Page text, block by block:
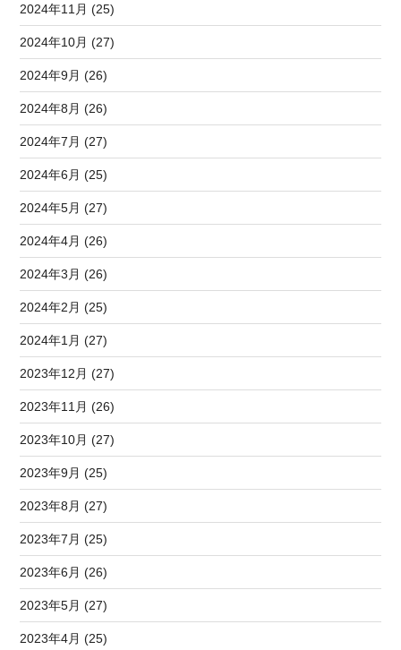
2024年11月 (25)
2024年10月 (27)
2024年9月 (26)
2024年8月 (26)
2024年7月 (27)
2024年6月 (25)
2024年5月 (27)
2024年4月 (26)
2024年3月 (26)
2024年2月 (25)
2024年1月 (27)
2023年12月 (27)
2023年11月 (26)
2023年10月 (27)
2023年9月 (25)
2023年8月 (27)
2023年7月 (25)
2023年6月 (26)
2023年5月 (27)
2023年4月 (25)